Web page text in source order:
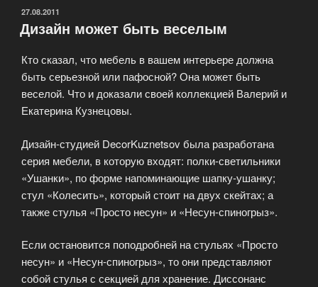
стуле»
ОПУБЛИКОВАНО
27.08.2011
Дизайн может быть веселым
Кто сказал, что мебель в вашем интерьере должна
быть серьезной или пафосной? Она может быть
веселой. Что и доказали своей коллекцией Валерий и
Екатерина Кузнецовы.
Дизайн-студией DecorKuznetsov была разработана
серия мебели, в которую входят: полки-светильники
«Ушанки», по форме напоминающие шапку-ушанку;
стул «Колесить», который стоит на двух скейтах; а
также стулья «Просто несун» и «Несун-спиногрыз».
Если остановится поподробней на стульях «Просто
несун» и «Несун-спиногрыз», то они представляют
собой стулья с секцией для хранение. Диссонанс